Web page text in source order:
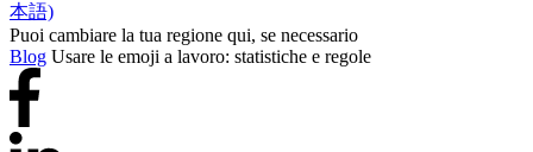
本語)
Puoi cambiare la tua regione qui, se necessario
Blog Usare le emoji a lavoro: statistiche e regole